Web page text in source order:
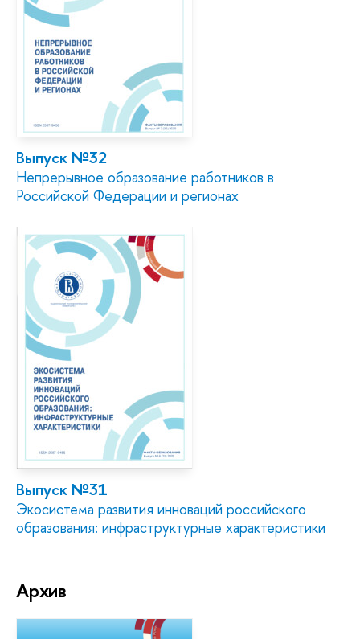
Выпуск №32
Непрерывное образование работников в
Российской Федерации и регионах
Выпуск №31
Экосистема развития инноваций российского
образования: инфраструктурные характеристики
Архив